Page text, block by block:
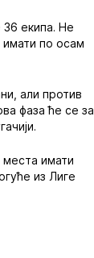
екипа. Не
имати по осам
али против
фаза ће се за
имати
из Лиге